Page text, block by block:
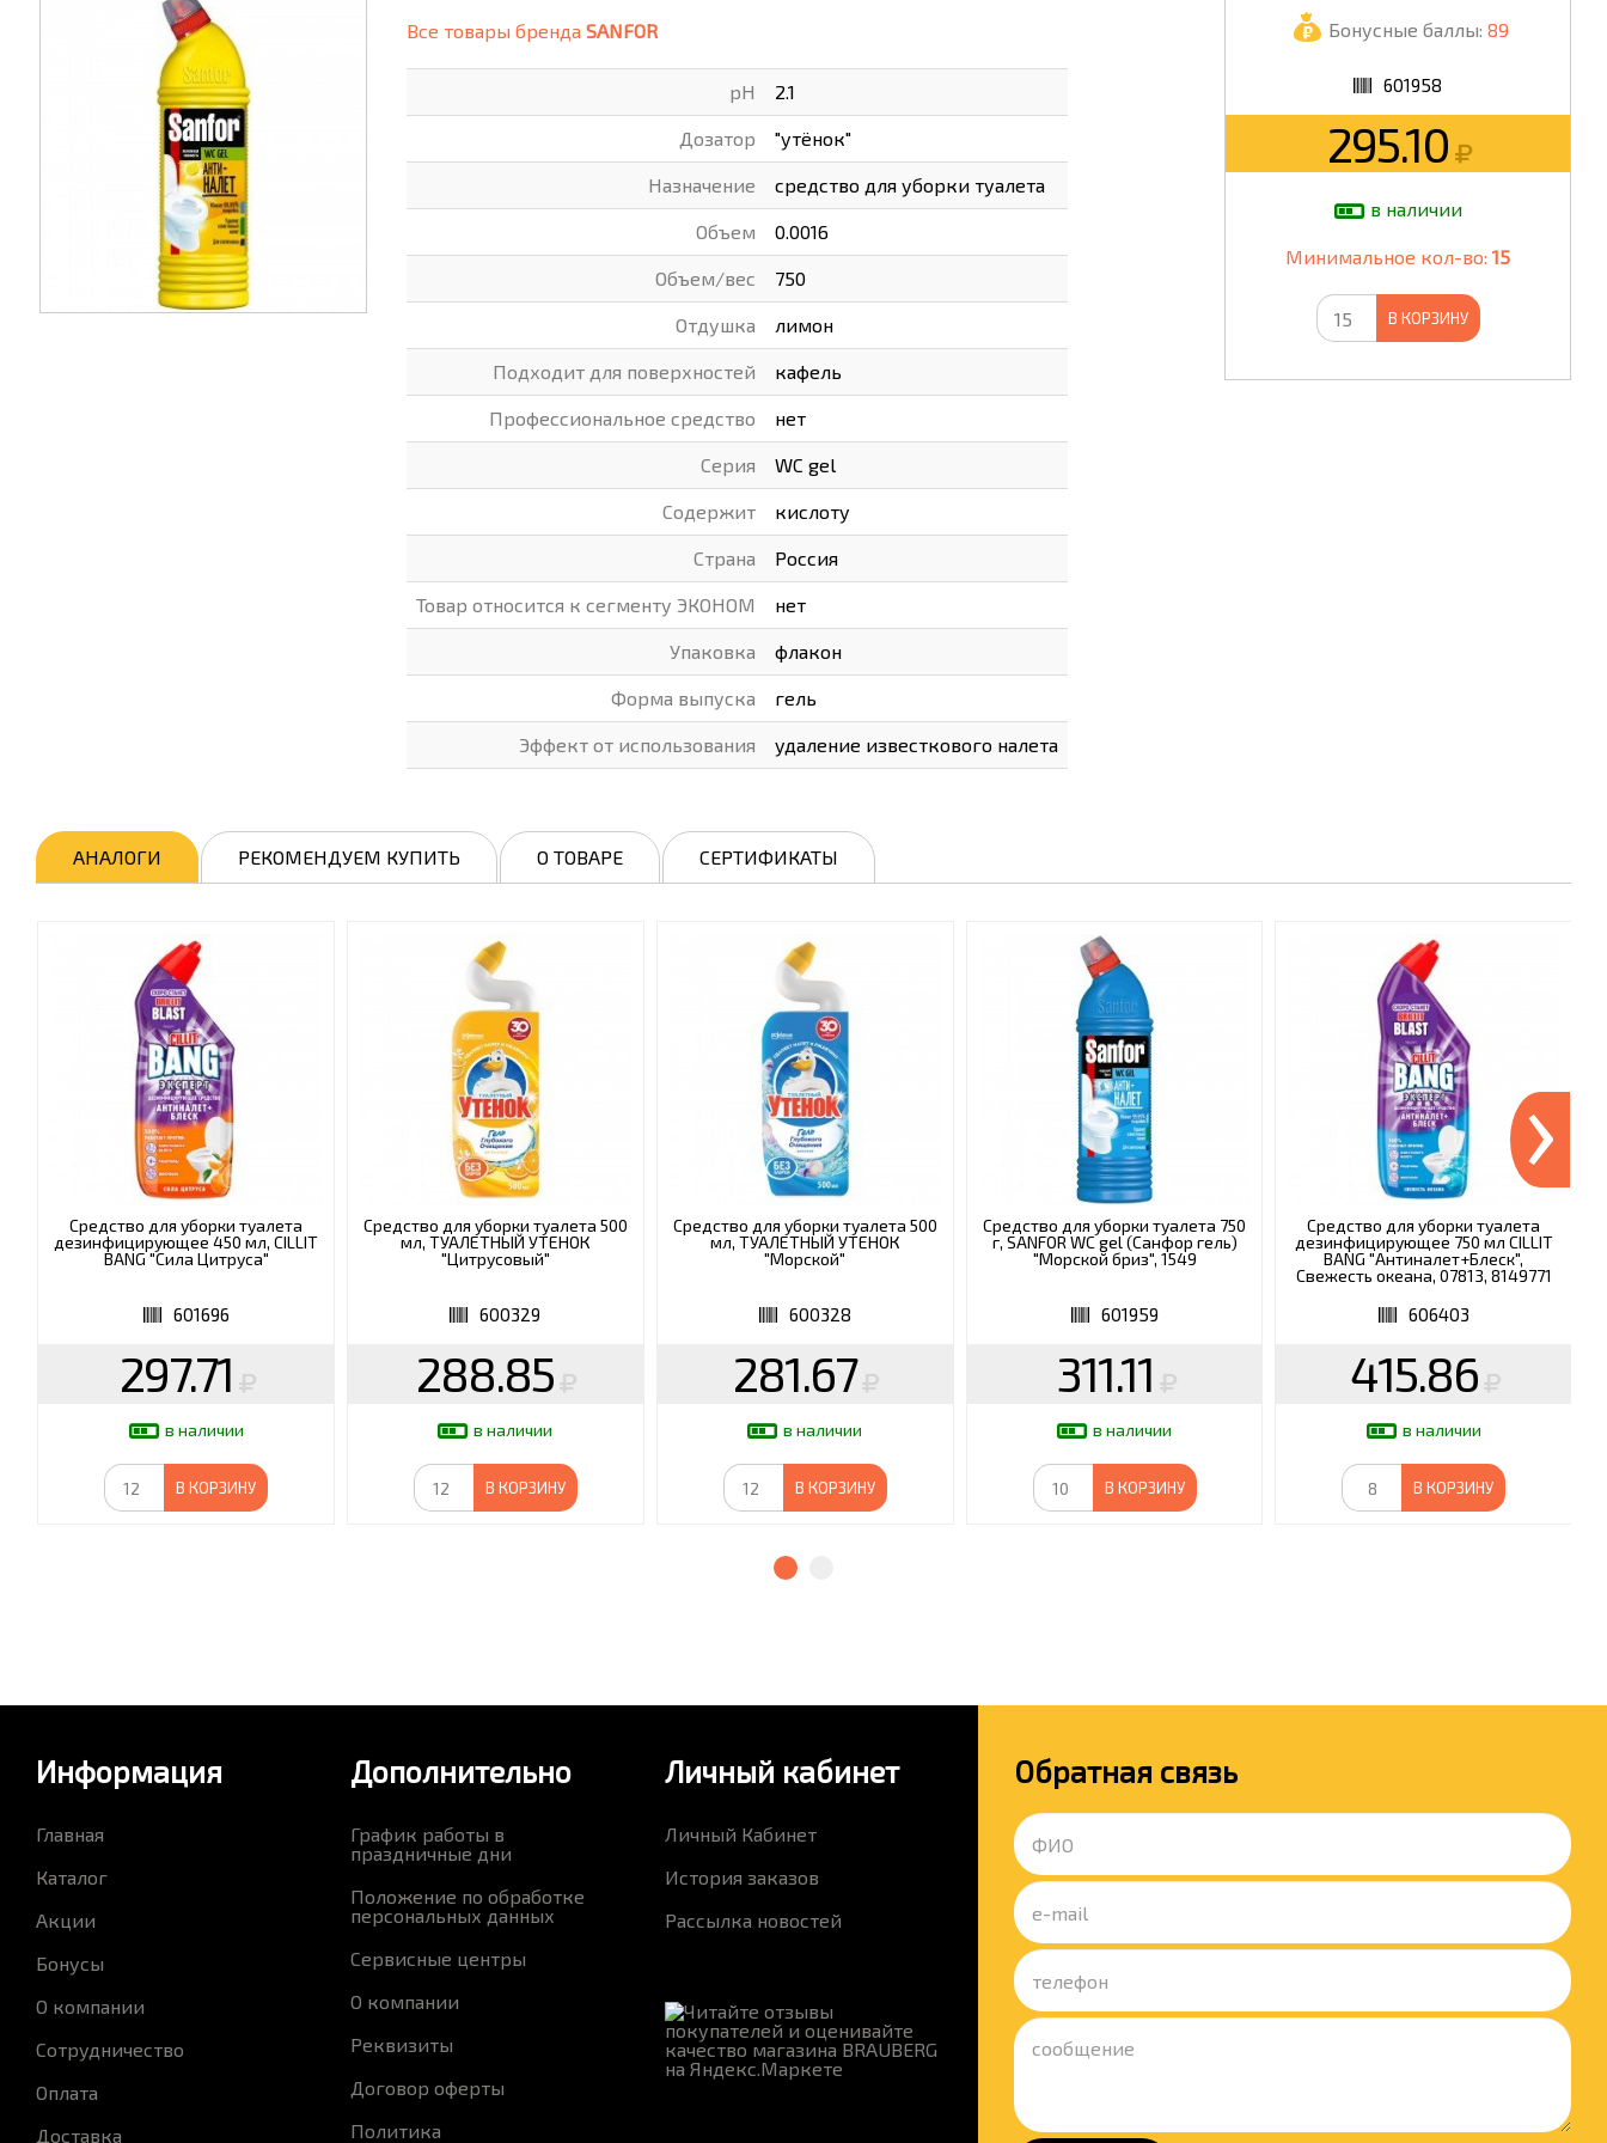
ХОББИ И ТВОРЧЕСТВО ХОЗТОВАРЫ
ШКОЛА
ЭЛЕКТРОНИКА
ЭЛЕКТРОТОВАРЫ И ОСВЕЩЕНИЕ
Бонусные баллы: 89
601958
295.10
в наличии
Минимальное кол-во: 15
В КОРЗИНУ
Все товары бренда SANFOR
pH 2.1
Дозатор "утёнок"
Назначение средство для уборки туалета
Объем 0.0016
Объем/вес 750
Отдушка лимон
Подходит для поверхностей кафель
Профессиональное средство нет
Серия WC gel
Содержит кислоту
Страна Россия
Товар относится к сегменту ЭКОНОМ нет
Упаковка флакон
Форма выпуска гель
Эффект от использования удаление известкового налета
АНАЛОГИ РЕКОМЕНДУЕМ КУПИТЬ О ТОВАРЕ СЕРТИФИКАТЫ
Средство для уборки туалета
дезинфицирующее 450 мл, CILLIT
BANG "Сила Цитруса"
601696
297.71
в наличии
В КОРЗИНУ
Средство для уборки туалета 500
мл, ТУАЛЕТНЫЙ УТЕНОК
"Цитрусовый"
600329
288.85
в наличии
В КОРЗИНУ
Средство для уборки туалета 500
мл, ТУАЛЕТНЫЙ УТЕНОК
"Морской"
600328
281.67
в наличии
В КОРЗИНУ
Средство для уборки туалета 750
г, SANFOR WC gel (Санфор гель)
"Морской бриз", 1549
601959
311.11
в наличии
В КОРЗИНУ
Средство для уборки туалета
дезинфицирующее 750 мл CILLIT
BANG "Антиналет+Блеск",
Свежесть океана, 07813, 8149771
606403
415.86
в наличии
В КОРЗИНУ
›
Информация
Главная
Каталог
Акции
Бонусы
О компании
Сотрудничество
Оплата
Доставка
Дополнительно
График работы в
праздничные дни
Положение по обработке
персональных данных
Сервисные центры
О компании
Реквизиты
Договор оферты
Политика
Личный кабинет
Личный Кабинет
История заказов
Рассылка новостей
Обратная связь